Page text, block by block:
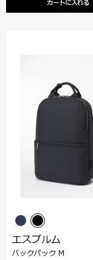
カートに入れる
エスプルム
バックパック M